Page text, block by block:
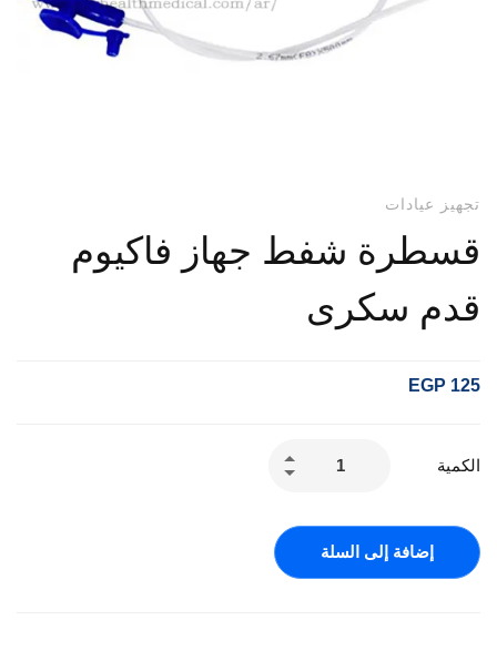
تجهيز عيادات
قسطرة شفط جهاز فاكيوم
قدم سكرى
EGP 125
الكمية
إضافة إلى السلة